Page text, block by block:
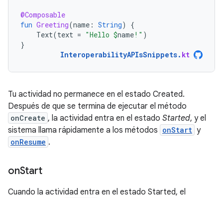
@Composable
fun Greeting(name : String)
{
Text(text = "Hello $name!" )
}
InteroperabilityAPIsSnippets. kt
Tu actividad no permanece en el estado Created.
Después de que se termina de ejecutar el método
onCreate , la actividad entra en el estado Started, y el
sistema llama rápidamente a los métodos onStart y
onResume .
onStart
Cuando la actividad entra en el estado Started, el